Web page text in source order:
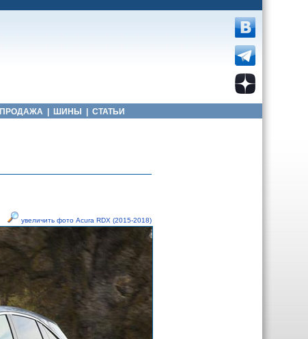
ПРОДАЖА ШИНЫ СТАТЬИ
увеличить фото Acura RDX (2015-2018)